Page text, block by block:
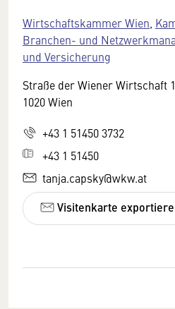
Wirtschaftskammer Wien
Branchen- und
und Versicherung
Straße der Wiener Wirtschaft 1
1020 Wien
+43 1 51450 3732
+43 1 51450
tanja.capsky@wkw.at
Visitenkarte